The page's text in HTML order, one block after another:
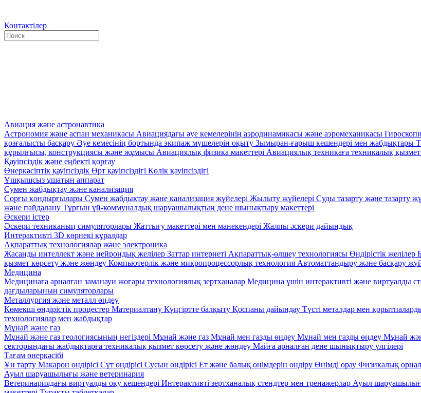
Контактілер
Авиация және астронавтика
Астрономия және аспан механикасы Авиациядағы әуе кемелерінің аэродинамикасы және аэромеханикасы
қозғалысты басқару Әуе кемесінің бортында экипаж мүшелерін оқыту Зымыран-ғарыш кешендері мен жабдықтары
құрылғысы, конструкциясы және жұмысы Авиациялық физика макеттері Авиациялық техникаға техникалық
Қауіпсіздік және еңбекті қорғау
Өнеркәсіптік қауіпсіздік Өрт қауіпсіздігі Көлік қауіпсіздігі
Ұшқышсыз ұшатын аппарат
Сумен жабдықтау және канализация
Сорғы қондырғылары Сумен жабдықтау және канализация жүйелері Жылыту жүйелері Суды тазарту және тазарту
және пайдалану Тұрғын үй-коммуналдық шаруашылықтың дене шынықтыру макеттері
Әскери істер
Әскери техниканың симуляторлары Жаттығу макеттері мен манекендері Жалпы әскери дайындық
Интерактивті 3D көрнекі құралдар
Ақпараттық технологиялар және электроника
Жасанды интеллект және нейрондық желілер Заттар интернеті Ақпараттық-өлшеу технологиясы Өндірістік желілер
қызмет көрсету және жөндеу Компьютерлік және микропроцессорлық технология Автоматтандыру және басқару
Медицина
Медицинаға арналған заманауи жоғары технологиялық зертханалар Медицина үшін интерактивті және виртуалды
дағдыларының симуляторлары
Металлургия және металл өңдеу
Көмекші өндірістік процестер Материалтану Күңгіртте балқыту Қоспаны дайындау Түсті металдар мен
технологиялар мен жабдықтар
Мұнай және газ
Мұнай және газ геологиясының негіздері Мұнай және газ Мұнай мен газды өңдеу Мұнай мен газды өңдеу Мұнай
секторындағы жабдықтарға техникалық қызмет көрсету және жөндеу Майға арналған дене шынықтыру үлгілері
Тағам өнеркәсібі
Ұн тарту Макарон өндірісі Сүт өндірісі Сусын өндірісі Ет және балық өнімдерін өндіру Өнімді орау Физикалық
Ауыл шаруашылығы және ветеринария
Ветеринариядағы виртуалды оқу кешендері Интерактивті зертханалық стендтер мен тренажерлар Ауыл